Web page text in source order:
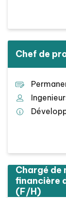
Chef de
Chargé de
financière
(F/H)